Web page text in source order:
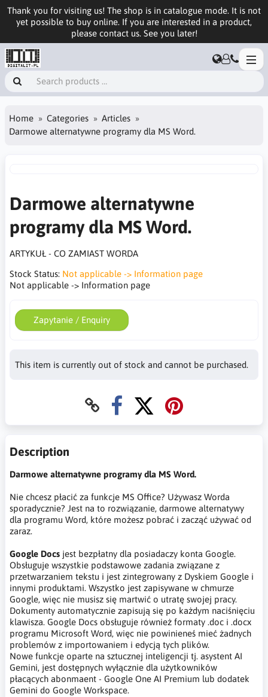
Thank you for visiting us! The shop is in catalogue mode. It is not
yet possible to buy online. If you are interested in a product,
please contact us. See you later!
Home Categories
Articles
Darmowe alternatywne programy dla MS Word.
Darmowe alternatywne
programy dla MS Word.
ARTYKUŁ - CO ZAMIAST WORDA
Stock Status: Not applicable -> Information page
Not applicable -> Information page
Zapytanie / Enquiry
This item is currently out of stock and cannot be purchased.
Description
Darmowe alternatywne programy dla MS Word.
Nie chcesz płacić za funkcje MS Office? Używasz Worda
sporadycznie? Jest na to rozwiązanie, darmowe alternatywy
dla programu Word, które możesz pobrać i zacząć używać od
zaraz.
Google Docs jest bezpłatny dla posiadaczy konta Google.
Obsługuje wszystkie podstawowe zadania związane z
przetwarzaniem tekstu i jest zintegrowany z Dyskiem Google i
innymi produktami. Wszystko jest zapisywane w chmurze
Google, więc nie musisz się martwić o utratę swojej pracy.
Dokumenty automatycznie zapisują się po każdym naciśnięciu
klawisza. Google Docs obsługuje również formaty .doc i .docx
programu Microsoft Word, więc nie powinieneś mieć żadnych
problemów z importowaniem i edycją tych plików.
Nowe funkcje oparte na sztucznej inteligencji tj. asystent AI
Gemini, jest dostępnych wyłącznie dla użytkowników
płacących abonmaent - Google One AI Premium lub dodatek
Gemini do Google Workspace.